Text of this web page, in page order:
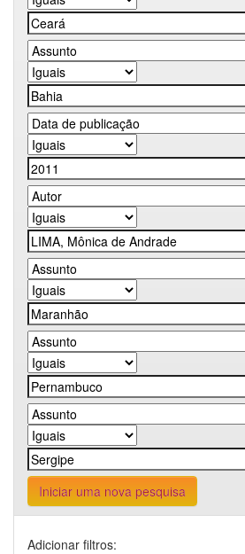
Iniciar uma nova pesquisa
Adicionar filtros: